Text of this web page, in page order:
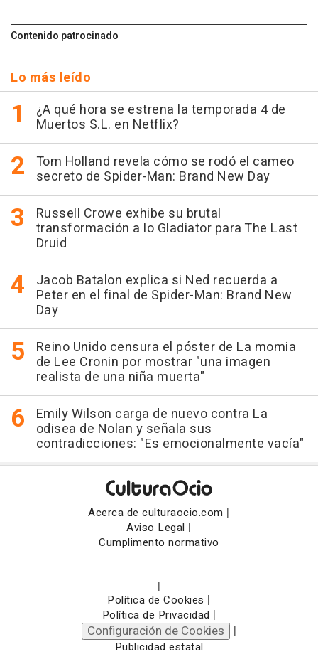
Contenido patrocinado
Lo más leído
¿A qué hora se estrena la temporada 4 de
Muertos S.L. en Netflix?
Tom Holland revela cómo se rodó el cameo
secreto de Spider-Man: Brand New Day
Russell Crowe exhibe su brutal
transformación a lo Gladiator para The Last
Druid
Jacob Batalon explica si Ned recuerda a
Peter en el final de Spider-Man: Brand New
Day
Reino Unido censura el póster de La momia
de Lee Cronin por mostrar "una imagen
realista de una niña muerta"
Emily Wilson carga de nuevo contra La
odisea de Nolan y señala sus
contradicciones: "Es emocionalmente vacía"
Acerca de culturaocio.com |
Aviso Legal |
Cumplimento normativo
|
Política de Cookies |
Política de Privacidad |
Configuración de Cookies |
Publicidad estatal